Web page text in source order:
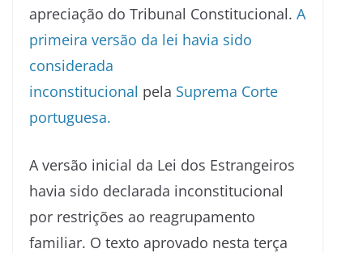
apreciação do Tribunal Constitucional. A
primeira versão da lei havia sido
considerada
inconstitucional pela Suprema Corte
portuguesa.
A versão inicial da Lei dos Estrangeiros
havia sido declarada inconstitucional
por restrições ao reagrupamento
familiar. O texto aprovado nesta terça